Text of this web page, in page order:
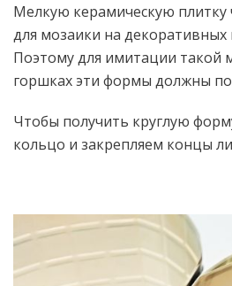
Мелкую керамическую плитку
для мозаики на декоративных
Поэтому для имитации такой
горшках эти формы должны
Чтобы получить круглую
кольцо и закрепляем концы